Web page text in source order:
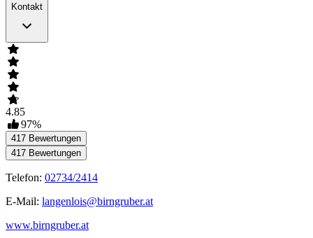
Kontakt
4.85
97%
417 Bewertungen
417 Bewertungen
Telefon: 02734/2414
E-Mail: langenlois@birngruber.at
www.birngruber.at